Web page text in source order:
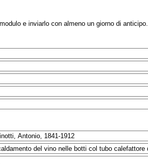
e inviarlo con almeno un giorno di anticipo.